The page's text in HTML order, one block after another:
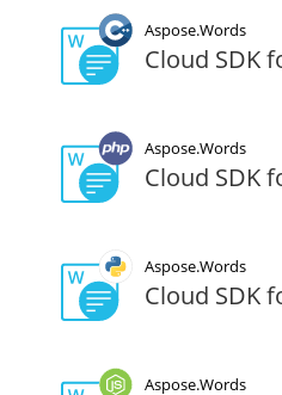
Aspose.Words
Cloud SDK
Aspose.Words
Cloud SDK
Aspose.Words
Cloud SDK
Aspose.Words